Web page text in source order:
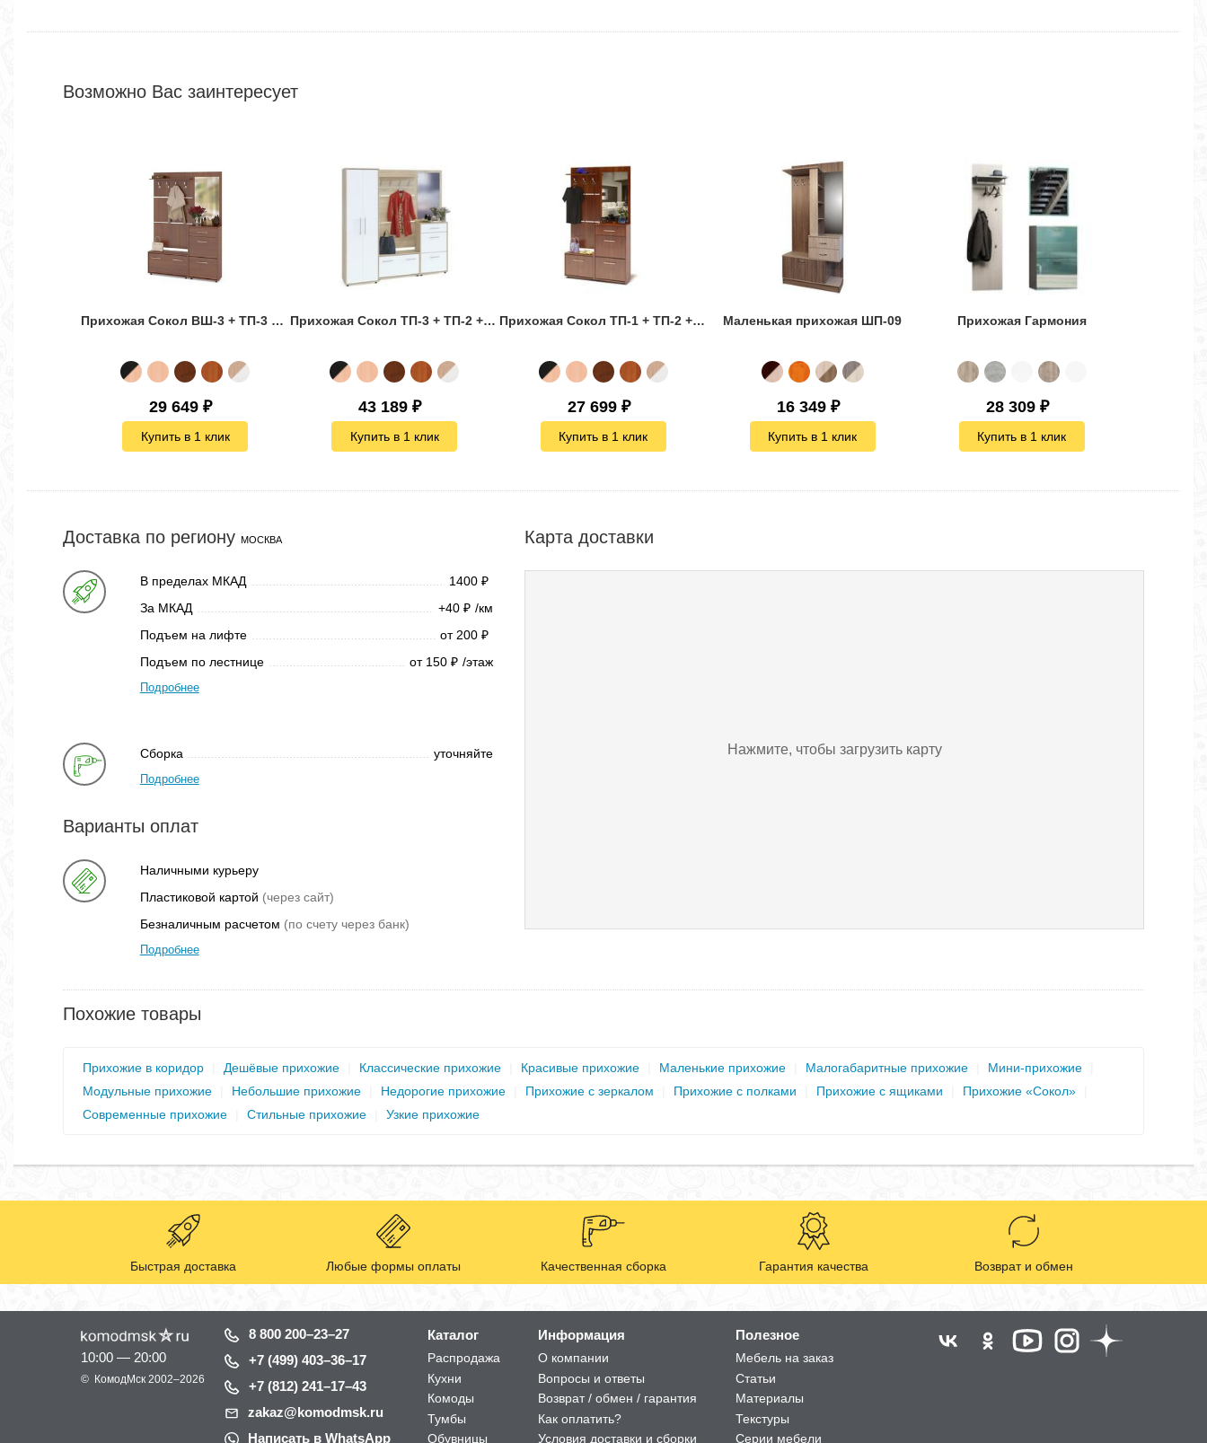
Возможно Вас заинтересует
Прихожая Сокол ВШ-3 + ТП-3 + ТП-2 + ПЗ-3
29 649 ₽
Купить в 1 клик
Прихожая Сокол ТП-3 + ТП-2 + ПЗ-3 + ВШ-3 + ШО-1
43 189 ₽
Купить в 1 клик
Прихожая Сокол ТП-1 + ТП-2 + ПЗ-3 + ВШ-5
27 699 ₽
Купить в 1 клик
Маленькая прихожая ШП-09
16 349 ₽
Купить в 1 клик
Прихожая Гармония
28 309 ₽
Купить в 1 клик
Доставка по региону МОСКВА
В пределах МКАД 1400 ₽
За МКАД +40 ₽ /км
Подъем на лифте
от 200 ₽
Подъем по лестнице от 150 ₽ /этаж
Подробнее
Сборка уточняйте
Подробнее
Варианты оплат
Наличными курьеру
Пластиковой картой (через сайт)
Безналичным расчетом (по счету через банк)
Подробнее
Карта доставки
Нажмите, чтобы загрузить карту
Похожие товары
Прихожие в коридор Дешёвые прихожие Классические прихожие Красивые прихожие Маленькие прихожие Малогабаритные прихожие Мини-прихожие
Модульные прихожие
Небольшие прихожие Недорогие прихожие Прихожие с зеркалом Прихожие с полками Прихожие с ящиками Прихожие «Сокол»
Современные прихожие
Стильные прихожие Узкие прихожие
Быстрая доставка Любые формы оплаты Качественная сборка Гарантия качества Возврат и обмен
10:00 — 20:00
© КомодМск 2002–2026
8 800 200–23–27
+7 (499) 403–36–17
+7 (812) 241–17–43
zakaz@komodmsk.ru
Написать в WhatsApp
Каталог
Распродажа
Кухни
Комоды
Тумбы
Обувницы
Информация
О компании
Вопросы и ответы
Возврат / обмен / гарантия
Как оплатить?
Условия доставки и сборки
Полезное
Мебель на заказ
Статьи
Материалы
Текстуры
Серии мебели